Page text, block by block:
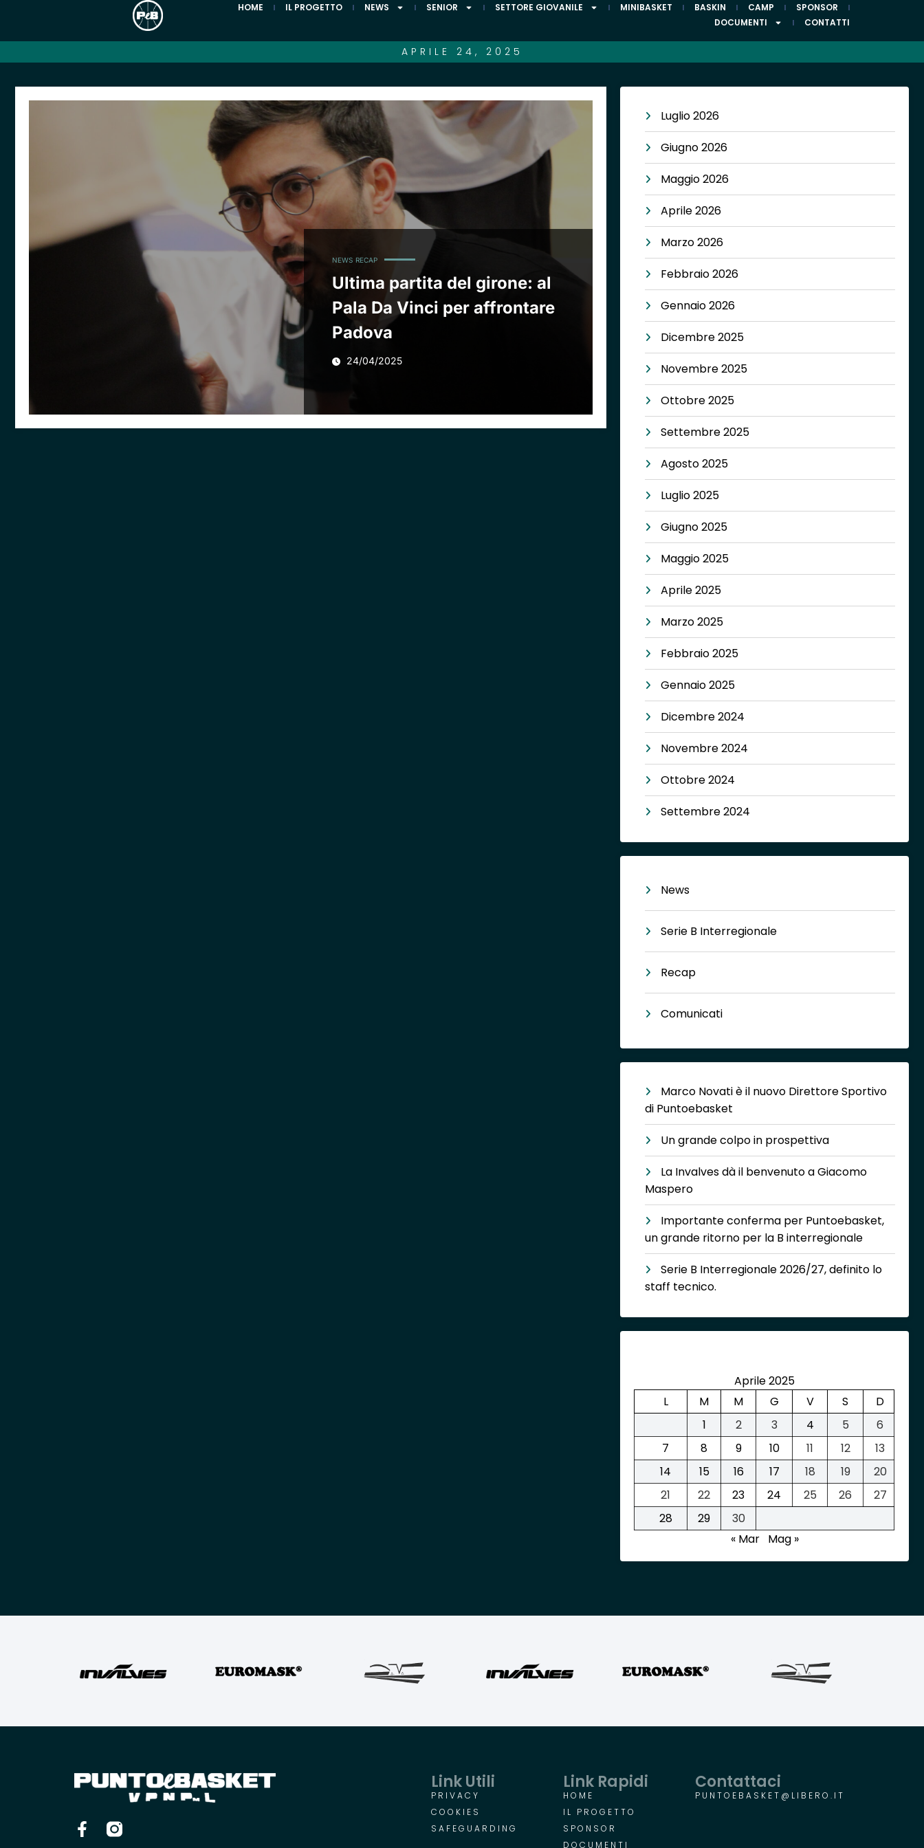
HOME IL PROGETTO NEWS SENIOR SETTORE GIOVANILE MINIBASKET BASKIN CAMP
SPONSOR
DOCUMENTI
CONTATTI
APRILE 24, 2025
NEWS RECAP
Ultima partita del girone: al
Pala Da Vinci per affrontare
Padova
24/04/2025
Luglio 2026
Giugno 2026
Maggio 2026
Aprile 2026
Marzo 2026
Febbraio 2026
Gennaio 2026
Dicembre 2025
Novembre 2025
Ottobre 2025
Settembre 2025
Agosto 2025
Luglio 2025
Giugno 2025
Maggio 2025
Aprile 2025
Marzo 2025
Febbraio 2025
Gennaio 2025
Dicembre 2024
Novembre 2024
Ottobre 2024
Settembre 2024
News
Serie B Interregionale
Recap
Comunicati
Marco Novati è il nuovo Direttore Sportivo
di Puntoebasket
Un grande colpo in prospettiva
La Invalves dà il benvenuto a Giacomo
Maspero
Importante conferma per Puntoebasket,
un grande ritorno per la B interregionale
Serie B Interregionale 2026/27, definito lo
staff tecnico.
Aprile 2025
L
M M G V S
D
1
2 3 4 5
6
7
8 9 10 11 12
13
14
15 16 17 18 19
20
21
22 23 24 25 26
27
28
29
30
« Mar Mag »
Link Utili
PRIVACY
COOKIES
SAFEGUARDING
Link Rapidi
HOME
IL PROGETTO
SPONSOR
DOCUMENTI
Contattaci
PUNTOEBASKET@LIBERO.IT